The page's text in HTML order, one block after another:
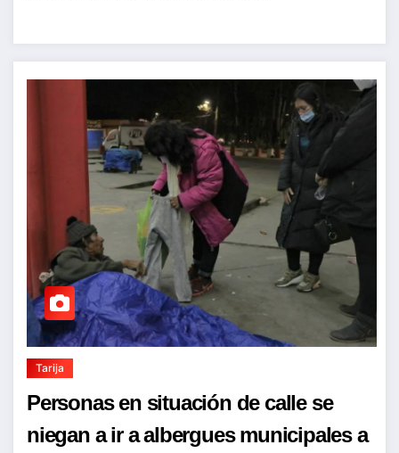
Tarija
Personas en situación de calle se
niegan a ir a albergues municipales a